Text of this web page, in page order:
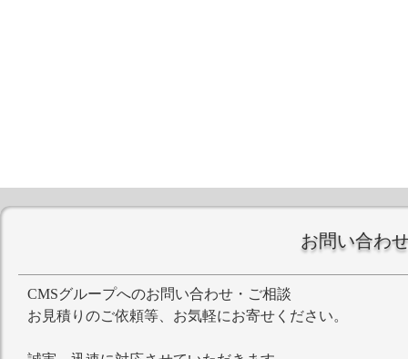
お問い合わ
CMSグループへのお問い合わせ・ご相談
お見積りのご依頼等、お気軽にお寄せください。